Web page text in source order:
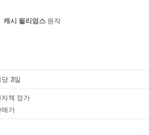
캐시 윌리엄스원작
당 3일
자책 정가
매가